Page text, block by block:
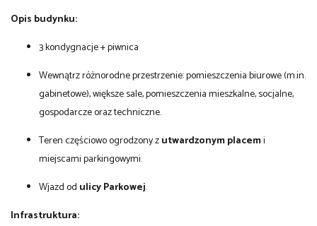
Opis budynku:
3 kondygnacje + piwnica
Wewnątrz różnorodne przestrzenie: pomieszczenia biurowe (m.in.
gabinetowe), większe sale, pomieszczenia mieszkalne, socjalne,
gospodarcze oraz techniczne.
Teren częściowo ogrodzony zutwardzonym placemi
miejscami parkingowymi.
Wjazd od ulicy Parkowej.
Infrastruktura: